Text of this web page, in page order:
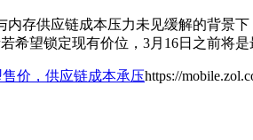
存供应链成本压力未见缓解的背景
望锁定现有价位，3月16日之前将是
价，供应链成本承压https://